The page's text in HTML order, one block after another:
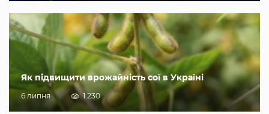
Як підвищити врожайність сої в Україні
6 липня 1 230